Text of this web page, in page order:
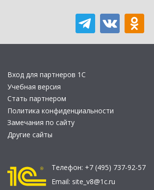
Вход для партнеров 1С
Учебная версия
Стать партнером
Политика конфиденциальности
Замечания по сайту
Другие сайты
Телефон: +7 (495) 737-92-57
Email: site_v8@1c.ru